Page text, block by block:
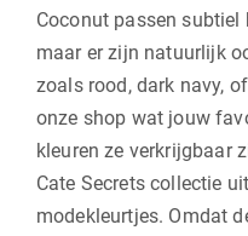
Coconut passen
maar er zijn natuurlijk
zoals rood, dark navy,
onze shop wat jouw
kleuren ze verkrijgbaar
Cate Secrets collectie
modekleurtjes. Omdat